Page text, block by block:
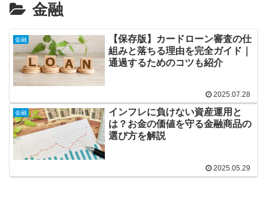
金融
金融
【保存版】カードローン審査の仕
組みと落ちる理由を完全ガイド｜
通過するためのコツも紹介
2025.07.28
金融
インフレに負けない資産運用と
は？お金の価値を守る金融商品の
選び方を解説
2025.05.29